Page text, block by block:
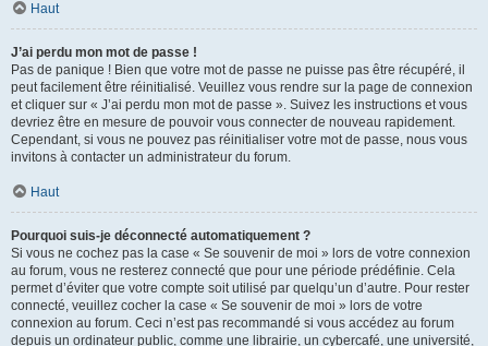
Haut
J’ai perdu mon mot de passe !
Pas de panique ! Bien que votre mot de passe ne puisse pas être récupéré, il
peut facilement être réinitialisé. Veuillez vous rendre sur la page de connexion
et cliquer sur « J’ai perdu mon mot de passe ». Suivez les instructions et vous
devriez être en mesure de pouvoir vous connecter de nouveau rapidement.
Cependant, si vous ne pouvez pas réinitialiser votre mot de passe, nous vous
invitons à contacter un administrateur du forum.
Haut
Pourquoi suis-je déconnecté automatiquement ?
Si vous ne cochez pas la case « Se souvenir de moi » lors de votre connexion
au forum, vous ne resterez connecté que pour une période prédéfinie. Cela
permet d’éviter que votre compte soit utilisé par quelqu’un d’autre. Pour rester
connecté, veuillez cocher la case « Se souvenir de moi » lors de votre
connexion au forum. Ceci n’est pas recommandé si vous accédez au forum
depuis un ordinateur public, comme une librairie, un cybercafé, une université,